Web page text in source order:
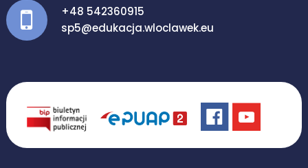
+48 542360915
sp5@edukacja.wloclawek.eu